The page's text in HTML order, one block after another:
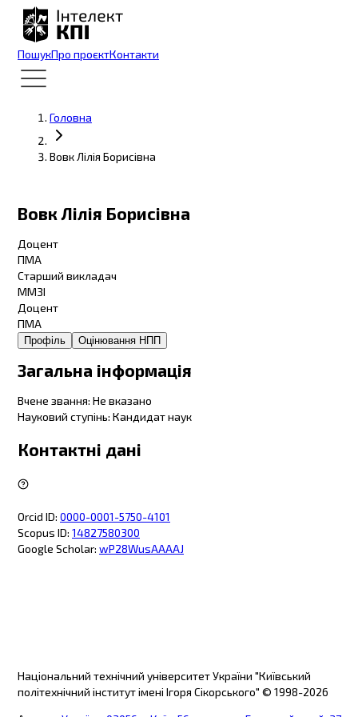
ПошукПро проєктКонтакти
Головна
Вовк Лілія Борисівна
Вовк Лілія Борисівна
Доцент
ПМА
Старший викладач
ММЗІ
Доцент
ПМА
Профіль Оцінювання НПП
Загальна інформація
Вчене звання: Не вказано
Науковий ступінь: Кандидат наук
Контактні дані
Orcid ID: 0000-0001-5750-4101
Scopus ID: 14827580300
Google Scholar: wP28WusAAAAJ
Національний технічний університет України "Київський
політехнічний інститут імені Ігоря Сікорського" © 1998-2026